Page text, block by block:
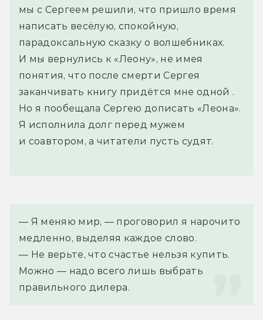
мы с Сергеем решили, что пришло время
написать весёлую, спокойную,
парадоксальную сказку о волшебниках.
И мы вернулись к «Леону», не имея
понятия, что после смерти Сергея
заканчивать книгу придётся мне одной .
Но я пообещала Сергею дописать «Леона».
Я исполнила долг перед мужем
и соавтором, а читатели пусть судят.
— Я меняю мир, — проговорил я нарочито
медленно, выделяя каждое слово.
— Не верьте, что счастье нельзя купить.
Можно — надо всего лишь выбрать
правильного дилера.